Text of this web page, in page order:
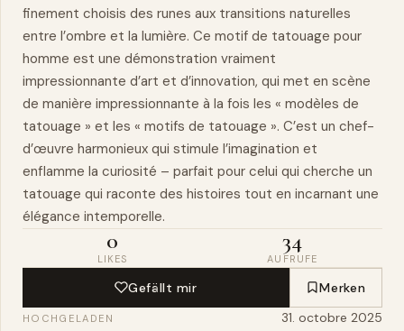
finement choisis des runes aux transitions naturelles
entre l’ombre et la lumière. Ce motif de tatouage pour
homme est une démonstration vraiment
impressionnante d’art et d’innovation, qui met en scène
de manière impressionnante à la fois les « modèles de
tatouage » et les « motifs de tatouage ». C’est un chef-
d’œuvre harmonieux qui stimule l’imagination et
enflamme la curiosité – parfait pour celui qui cherche un
tatouage qui raconte des histoires tout en incarnant une
élégance intemporelle.
0
LIKES
34
AUFRUFE
Gefällt mir Merken
HOCHGELADEN 31. octobre 2025